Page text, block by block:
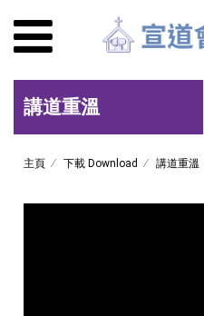
講道重溫
主頁 下載 Download 講道重溫